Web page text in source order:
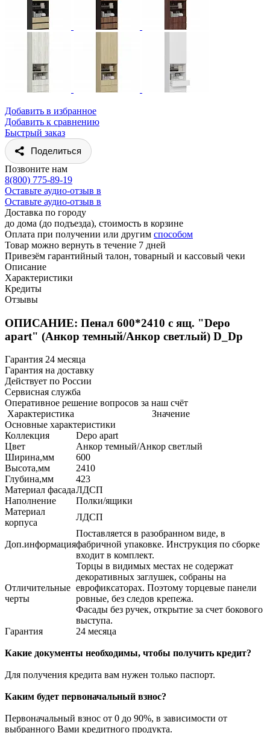
Добавить в избранное
Добавить к сравнению
Быстрый заказ
Поделиться
Позвоните нам
8(800) 775-89-19
Оставьте аудио-отзыв в
Оставьте аудио-отзыв в
Доставка по городу
до дома (до подъезда), стоимость в корзине
Оплата при получении или другим способом
Товар можно вернуть в течение 7 дней
Привезём гарантийный талон, товарный и кассовый чеки
Описание
Характеристики
Кредиты
Отзывы
ОПИСАНИЕ: Пенал 600*2410 с ящ. "Depo
apart" (Анкор темный/Анкор светлый) D_Dp
Гарантия 24 месяца
Гарантия на доставку
Действует по России
Сервисная служба
Оперативное решение вопросов за наш счёт
Характеристика
Значение
Основные характеристики
Коллекция
Depo apart
Цвет
Анкор темный/Анкор светлый
Ширина,мм
600
Высота,мм
2410
Глубина,мм
423
Материал фасадаЛДСП
Наполнение
Полки/ящики
Материал
корпуса
ЛДСП
Доп.информация
Поставляется в разобранном виде, в
фабричной упаковке. Инструкция по сборке
входит в комплект.
Отличительные
черты
Торцы в видимых местах не содержат
декоративных заглушек, собраны на
еврофиксаторах. Поэтому торцевые панели
ровные, без следов крепежа.
Фасады без ручек, открытие за счет бокового
выступа.
Гарантия
24 месяца
Какие документы необходимы, чтобы получить кредит?
Для получения кредита вам нужен только паспорт.
Каким будет первоначальный взнос?
Первоначальный взнос от 0 до 90%, в зависимости от
выбранного Вами кредитного продукта.